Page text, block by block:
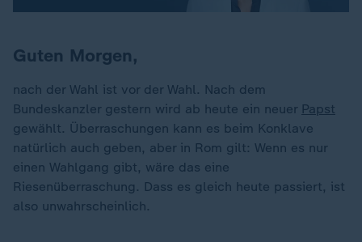
Guten Morgen,
nach der Wahl ist vor der Wahl. Nach dem
Bundeskanzler gestern wird ab heute ein neuer Papst
gewählt. Überraschungen kann es beim Konklave
natürlich auch geben, aber in Rom gilt: Wenn es nur
einen Wahlgang gibt, wäre das eine
Riesenüberraschung. Dass es gleich heute passiert, ist
also unwahrscheinlich.